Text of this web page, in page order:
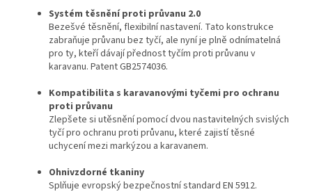
Systém těsnění proti průvanu 2.0
Bezešvé těsnění, flexibilní nastavení. Tato konstrukce
zabraňuje průvanu bez tyčí, ale nyní je plně odnímatelná
pro ty, kteří dávají přednost tyčím proti průvanu v
karavanu. Patent GB2574036.
Kompatibilita s karavanovými tyčemi pro ochranu
proti průvanu
Zlepšete si utěsnění pomocí dvou nastavitelných svislých
tyčí pro ochranu proti průvanu, které zajistí těsné
uchycení mezi markýzou a karavanem.
Ohnivzdorné tkaniny
Splňuje evropský bezpečnostní standard EN 5912.